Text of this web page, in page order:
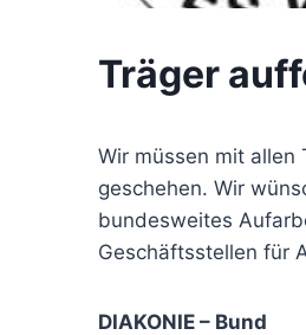
Träger
Wir müssen mit allen
geschehen. Wir
bundesweites
Geschäftsstellen für
DIAKONIE – Bund